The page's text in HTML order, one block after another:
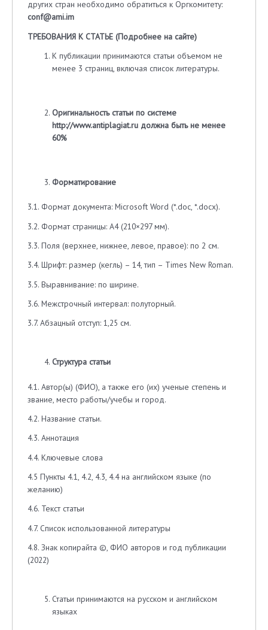
других стран необходимо обратиться к Оргкомитету:
conf@ami.im
ТРЕБОВАНИЯ К СТАТЬЕ (Подробнее на сайте)
К публикации принимаются статьи объемом не
менее 3 страниц, включая список литературы.
Оригинальность статьи по системе
http://www.antiplagiat.ru должна быть не менее
60%
Форматирование
3.1. Формат документа: Microsoft Word (*.doc, *.docx).
3.2. Формат страницы: А4 (210×297 мм).
3.3. Поля (верхнее, нижнее, левое, правое): по 2 см.
3.4. Шрифт: размер (кегль) – 14, тип – Times New Roman.
3.5. Выравнивание: по ширине.
3.6. Межстрочный интервал: полуторный.
3.7. Абзацный отступ: 1,25 см.
Структура статьи
4.1. Автор(ы) (ФИО), а также его (их) ученые степень и
звание, место работы/учебы и город.
4.2. Название статьи.
4.3. Аннотация
4.4. Ключевые слова
4.5 Пункты 4.1, 4.2, 4.3, 4.4 на английском языке (по
желанию)
4.6. Текст статьи
4.7. Список использованной литературы
4.8. Знак копирайта ©, ФИО авторов и год публикации
(2022)
Статьи принимаются на русском и английском
языках